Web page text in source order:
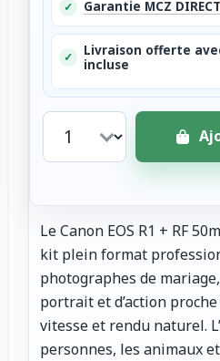
✓ Garantie MCZ
✓
Livraison offerte
incluse
Le Canon EOS R1 + RF
kit plein format
photographes de
portrait et d’action
vitesse et rendu naturel.
personnes, les animaux